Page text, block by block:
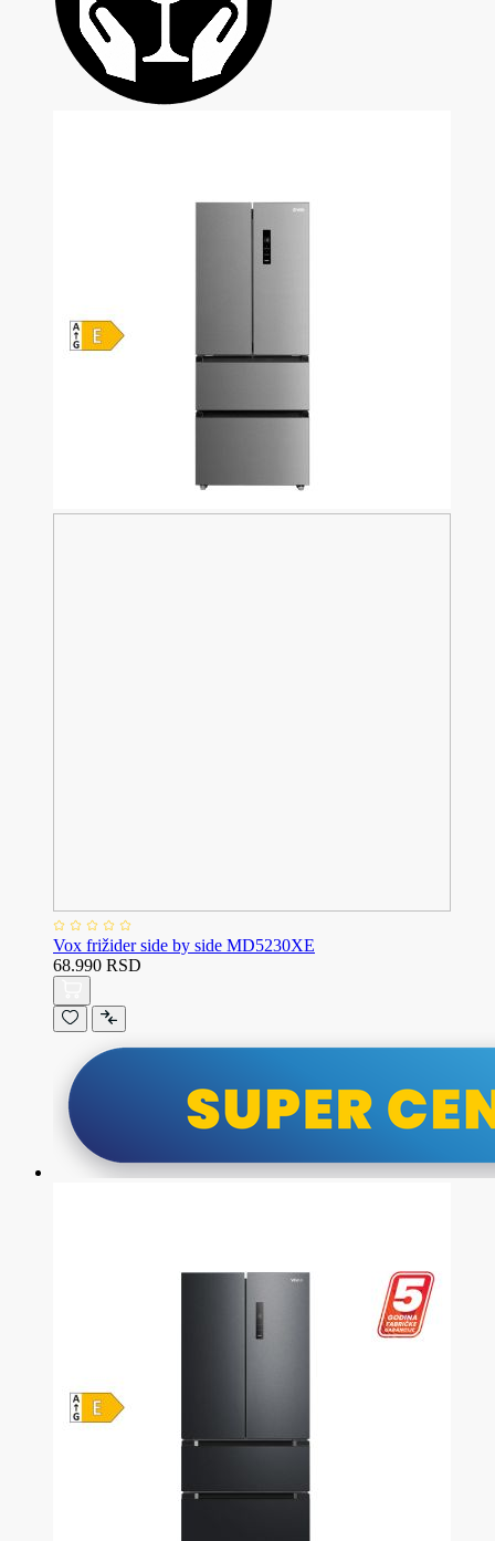
Vox frižider side by side MD5230XE
68.990 RSD